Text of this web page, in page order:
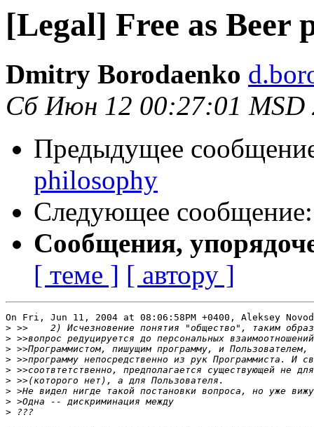
[Legal] Free as Beer
Dmitry Borodaenko
Сб Июн 12 00:27:01 MSD
Предыдущее
philosophy
Следующее
Сообщения,
[ теме ] [ автору ]
On Fri, Jun 11, 2004 at 08:06:58PM +0400, Aleksey
>
>
>
>
>
>
>
>
>